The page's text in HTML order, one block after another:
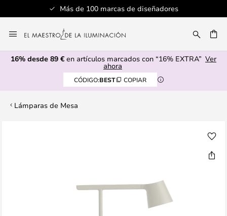
Más de 100 marcas de diseñadores
al
contenido
16% desde 89 € en artículos marcados con “16% EXTRA” Ver
ahora
CÓDIGO:BEST COPIAR
Lámparas de Mesa